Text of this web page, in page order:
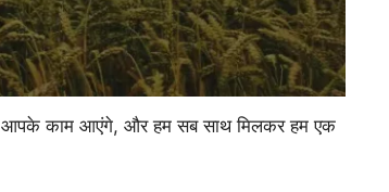
काम आएंगे, और हम सब साथ मिलकर हम एक